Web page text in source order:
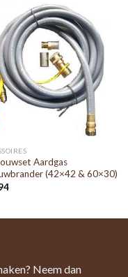
Aardgas
(42×42 & 60×30)
Neem dan